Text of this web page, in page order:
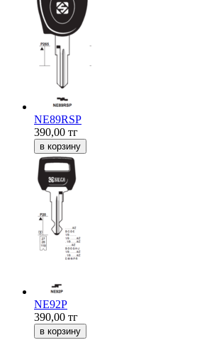
NE89RSP
390,00 тг
NE92P
390,00 тг